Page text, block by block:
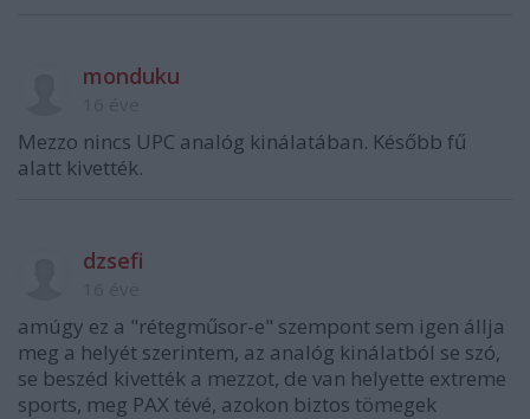
monduku
Mezzo nincs UPC analóg kinálatában. Később fű
alatt kivették.
dzsefi
amúgy ez a "rétegműsor-e" szempont sem igen állja
meg a helyét szerintem, az analóg kinálatból se szó,
se beszéd kivették a mezzot, de van helyette extreme
sports, meg PAX tévé, azokon biztos tömegek